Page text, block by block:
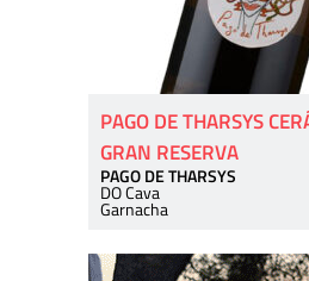
PAGO DE THARSYS
GRAN RESERVA
PAGO DE THARSYS
DO Cava
Garnacha